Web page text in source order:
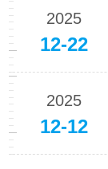
2025
12-22
2025
12-12